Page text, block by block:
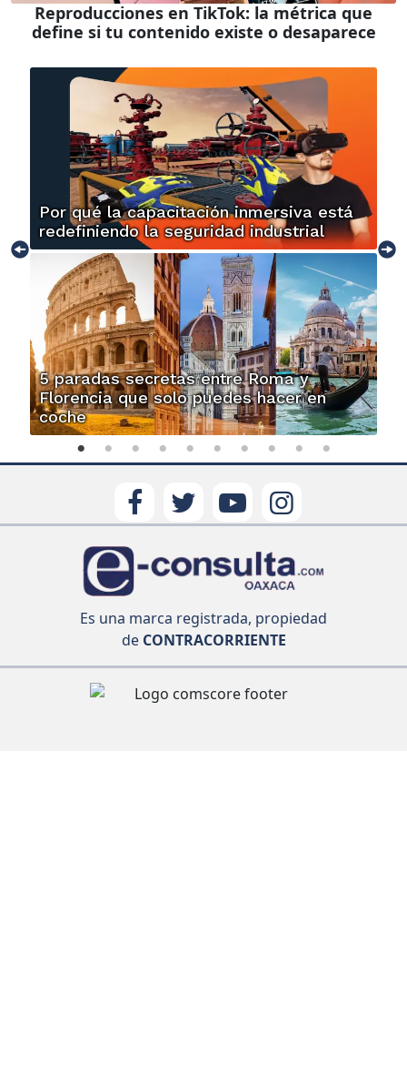
Reproducciones en TikTok: la métrica que
define si tu contenido existe o desaparece
Por qué la capacitación inmersiva está
redefiniendo la seguridad industrial
5 paradas secretas entre Roma y
Florencia que solo puedes hacer en
coche
Es una marca registrada, propiedad
deCONTRACORRIENTE